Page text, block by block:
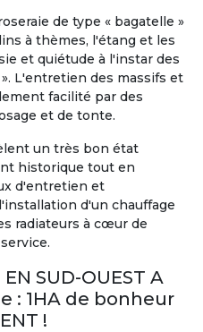
de type « bagatelle »
à thèmes, l'étang et les
et quiétude à l'instar des
L'entretien des massifs et
facilité par des
et de tonte.
un très bon état
historique tout en
d'entretien et
d'un chauffage
radiateurs à cœur de
SUD-OUEST A
: 1HA de bonheur
!
annonces